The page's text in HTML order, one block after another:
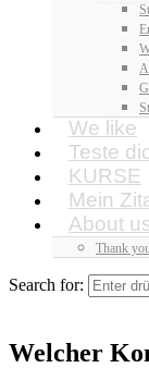
We like
Teste
KURSE
Mein
About
Thank you
Search for:
Welcher